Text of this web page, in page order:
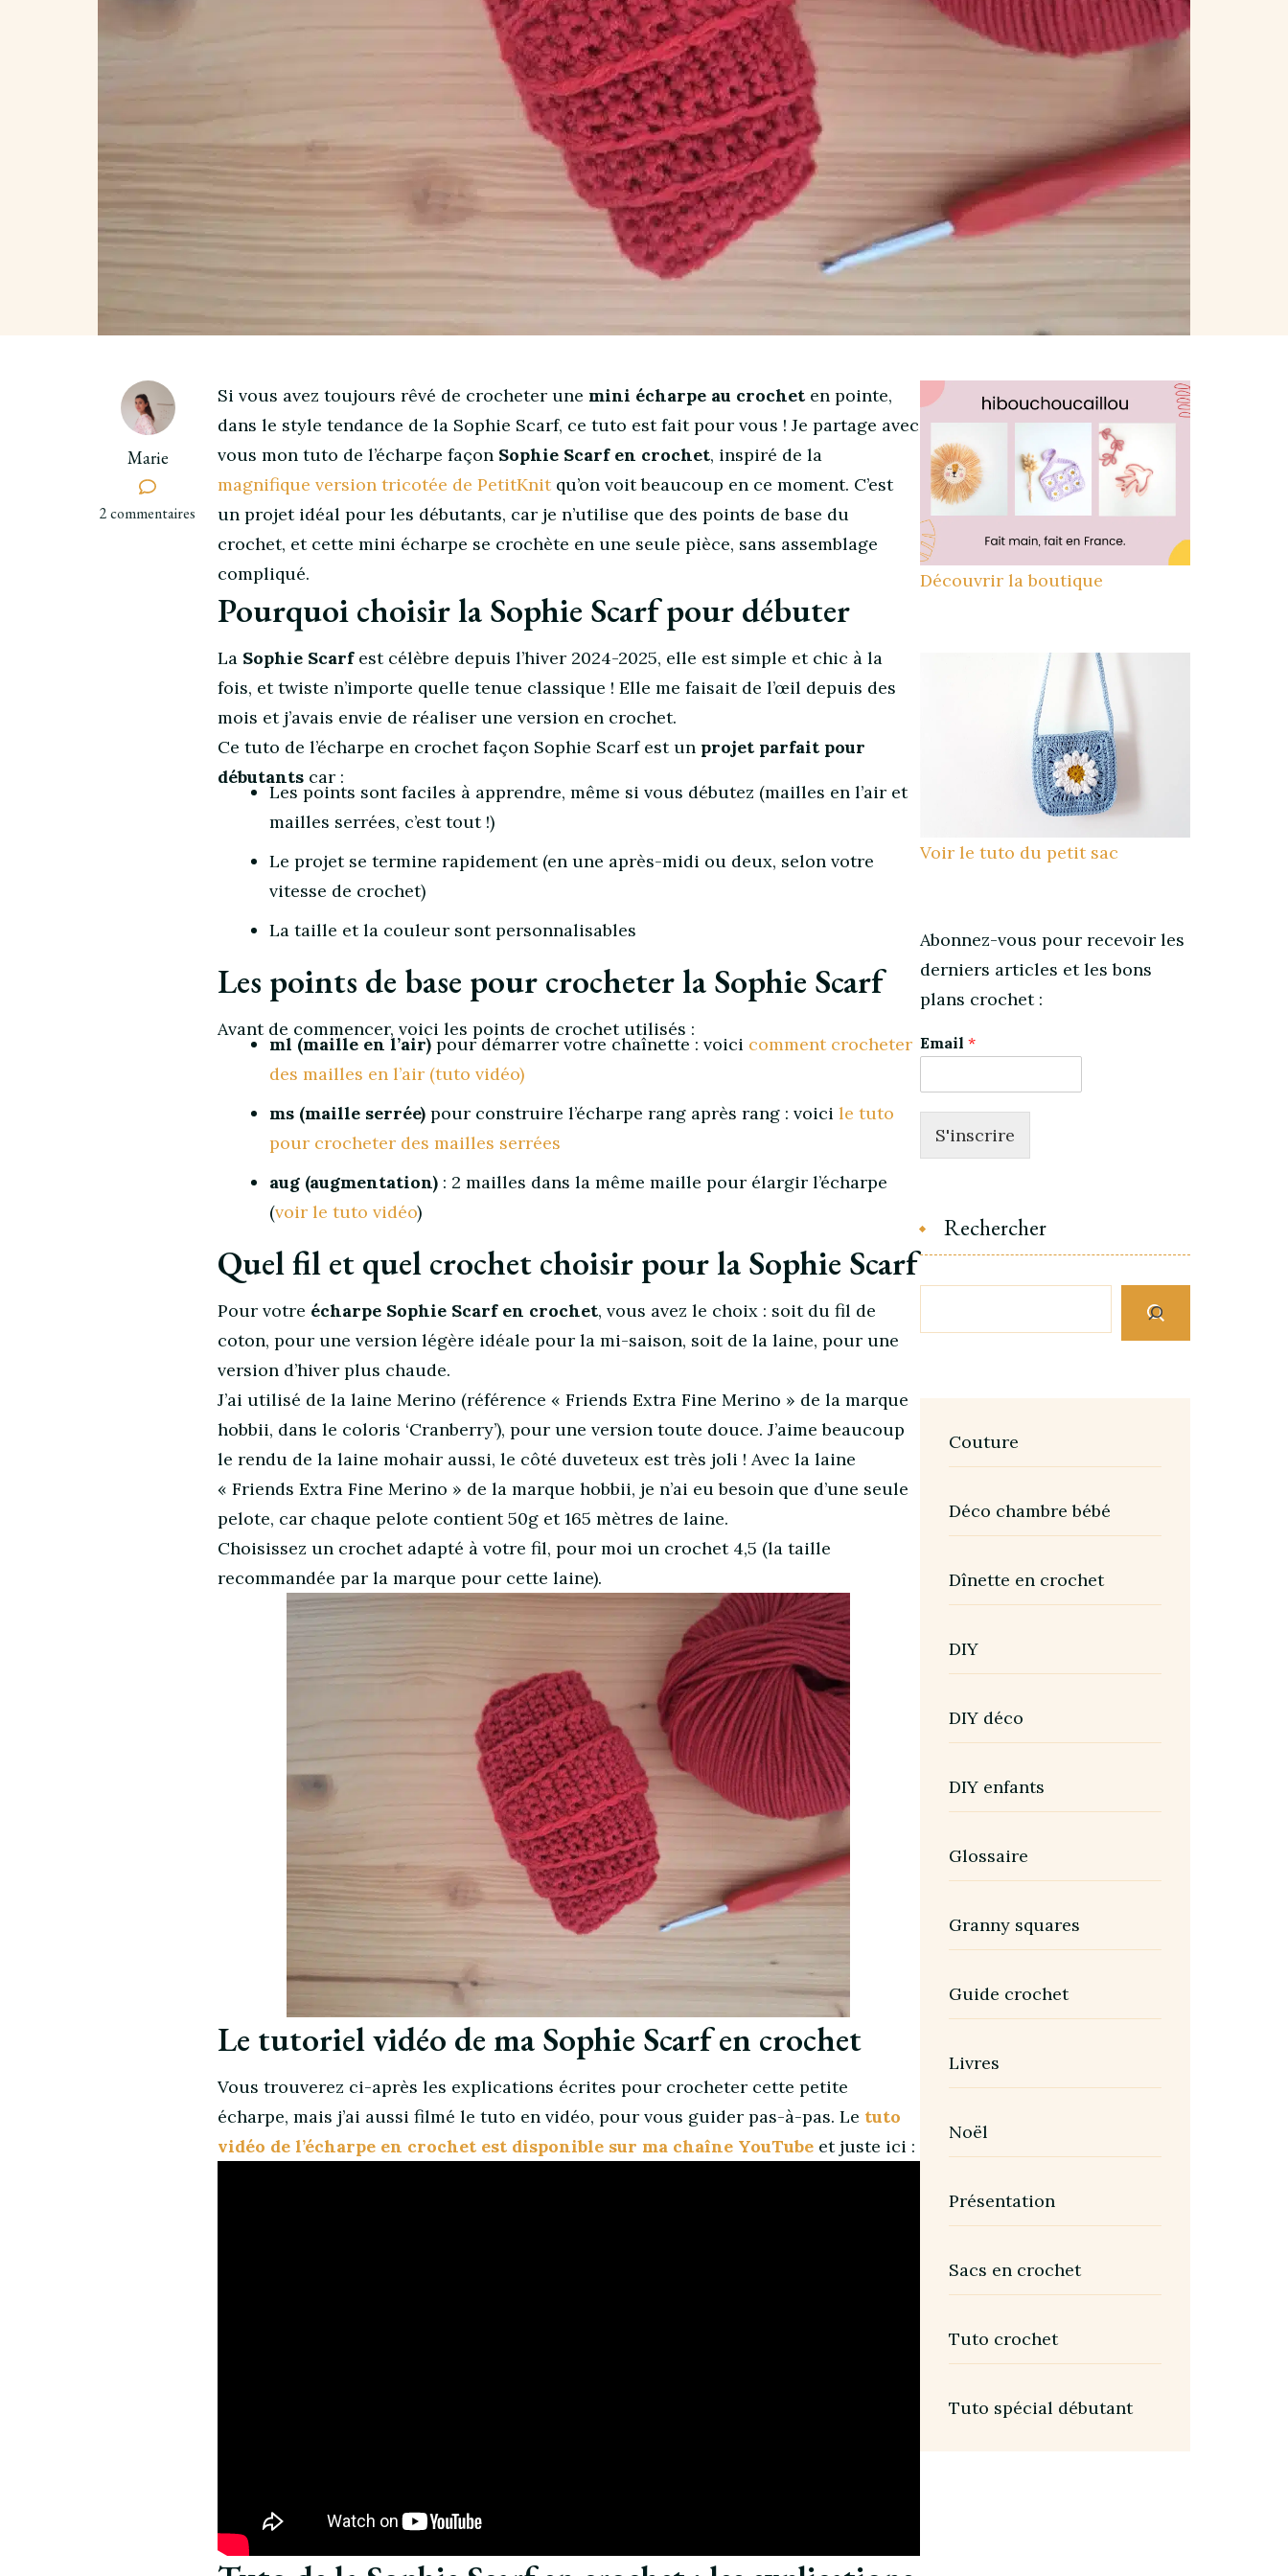
Marie
2 commentaires
sur
Si vous avez toujours rêvé de crocheter une mini écharpe au crochet en pointe,
dans le style tendance de la Sophie Scarf, ce tuto est fait pour vous ! Je partage avec
vous mon tuto de l’écharpe façon Sophie Scarf en crochet, inspiré de la
magnifique version tricotée de PetitKnitqu’on voit beaucoup en ce moment. C’est
un projet idéal pour les débutants, car je n’utilise que des points de base du
crochet, et cette mini écharpe se crochète en une seule pièce, sans assemblage
compliqué.
Pourquoi choisir la Sophie Scarf pour débuter
La Sophie Scarf est célèbre depuis l’hiver 2024-2025, elle est simple et chic à la
fois, et twiste n’importe quelle tenue classique ! Elle me faisait de l’œil depuis des
mois et j’avais envie de réaliser une version en crochet.
Ce tuto de l’écharpe en crochet façon Sophie Scarf est un projet parfait pour
débutants car :
Les points sont faciles à apprendre, même si vous débutez (mailles en l’air et
mailles serrées, c’est tout !)
Le projet se termine rapidement (en une après-midi ou deux, selon votre
vitesse de crochet)
La taille et la couleur sont personnalisables
Les points de base pour crocheter la Sophie Scarf
Avant de commencer, voici les points de crochet utilisés :
ml (maille en l’air) pour démarrer votre chaînette : voici comment crocheter
des mailles en l’air (tuto vidéo)
ms (maille serrée) pour construire l’écharpe rang après rang : voici le tuto
pour crocheter des mailles serrées
aug (augmentation) : 2 mailles dans la même maille pour élargir l’écharpe
(voir le tuto vidéo)
Quel fil et quel crochet choisir pour la Sophie Scarf
Pour votre écharpe Sophie Scarf en crochet, vous avez le choix : soit du fil de
coton, pour une version légère idéale pour la mi-saison, soit de la laine, pour une
version d’hiver plus chaude.
J’ai utilisé de la laine Merino (référence « Friends Extra Fine Merino » de la marque
hobbii, dans le coloris ‘Cranberry’), pour une version toute douce. J’aime beaucoup
le rendu de la laine mohair aussi, le côté duveteux est très joli ! Avec la laine
« Friends Extra Fine Merino » de la marque hobbii, je n’ai eu besoin que d’une seule
pelote, car chaque pelote contient 50g et 165 mètres de laine.
Choisissez un crochet adapté à votre fil, pour moi un crochet 4,5 (la taille
recommandée par la marque pour cette laine).
Le tutoriel vidéo de ma Sophie Scarf en crochet
Vous trouverez ci-après les explications écrites pour crocheter cette petite
écharpe, mais j’ai aussi filmé le tuto en vidéo, pour vous guider pas-à-pas. Le tuto
vidéo de l’écharpe en crochet est disponible sur ma chaîne YouTube et juste ici :
Découvrir la boutique
Voir le tuto du petit sac
Abonnez-vous pour recevoir les
derniers articles et les bons
plans crochet :
Email *
S'inscrire
Rechercher
Couture
Déco chambre bébé
Dînette en crochet
DIY
DIY déco
DIY enfants
Glossaire
Granny squares
Guide crochet
Livres
Noël
Présentation
Sacs en crochet
Tuto crochet
Tuto spécial débutant